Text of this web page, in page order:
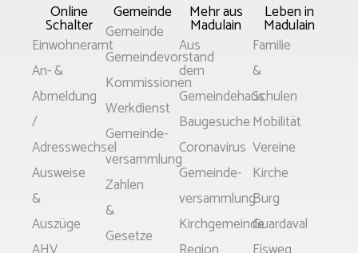
Online
Schalter
Main
Menu
Einwohneramt
An- &
Abmeldung
/
Adresswechsel
Ausweise
&
Auszüge
Gemeinde
Main
Menu
Gemeinde
Gemeindevorstand
Kommissionen
Werkdienst
Gemeinde­
versammlung
Zahlen
&
Gesetze
Mehr aus
Madulain
Main
Menu
Aus
dem
Gemeindehaus
Baugesuche
Coronavirus
Gemeinde­­
versammlung
Kirchgemeinde
Leben in
Madulain
Main
Menu
Familie
&
Schulen
Mobilität
Vereine
Kirche
Burg
Guardaval